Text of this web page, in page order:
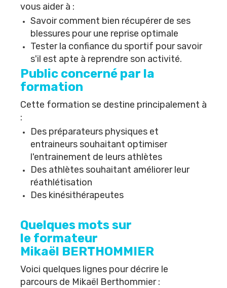
vous aider à :
Savoir comment bien récupérer de ses
blessures pour une reprise optimale
Tester la confiance du sportif pour savoir
s'il est apte à reprendre son activité.
Public concerné par la
formation
Cette formation se destine principalement à
:
Des préparateurs physiques et
entraineurs souhaitant optimiser
l'entrainement de leurs athlètes
Des athlètes souhaitant améliorer leur
réathlétisation
Des kinésithérapeutes
Quelques mots sur
le formateur
Mikaël BERTHOMMIER
Voici quelques lignes pour décrire le
parcours de Mikaël Berthommier: